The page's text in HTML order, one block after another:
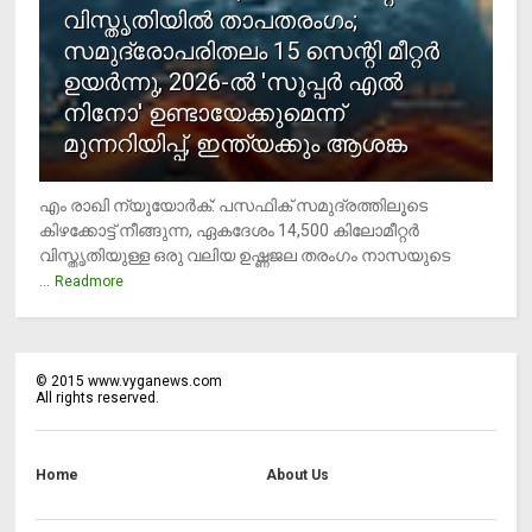
വിസ്തൃതിയില്‍ താപതരംഗം;
സമുദ്രോപരിതലം 15 സെന്റി മീറ്റര്‍
ഉയര്‍ന്നു, 2026-ല്‍ 'സൂപ്പര്‍ എല്‍
നിനോ' ഉണ്ടായേക്കുമെന്ന്
മുന്നറിയിപ്പ്, ഇന്ത്യക്കും ആശങ്ക
എം രാഖി ന്യൂയോര്‍ക്: പസഫിക് സമുദ്രത്തിലൂടെ
കിഴക്കോട്ട് നീങ്ങുന്ന, ഏകദേശം 14,500 കിലോമീറ്റര്‍
വിസ്തൃതിയുള്ള ഒരു വലിയ ഉഷ്ണജല തരംഗം നാസയുടെ
... Readmore
©2015 www.vyganews.com
All rights reserved.
Home About Us